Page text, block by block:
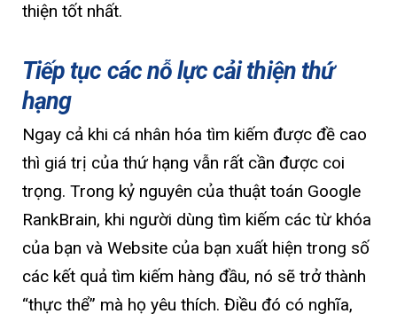
thiện tốt nhất.
Tiếp tục các nỗ lực cải thiện thứ
hạng
Ngay cả khi cá nhân hóa tìm kiếm được đề cao
thì giá trị của thứ hạng vẫn rất cần được coi
trọng. Trong kỷ nguyên của thuật toán Google
RankBrain, khi người dùng tìm kiếm các từ khóa
của bạn và Website của bạn xuất hiện trong số
các kết quả tìm kiếm hàng đầu, nó sẽ trở thành
“thực thể” mà họ yêu thích. Điều đó có nghĩa,